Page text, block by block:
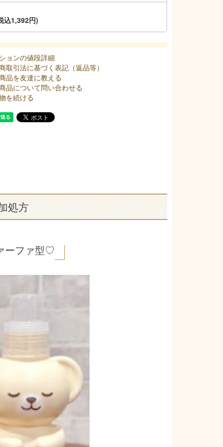
込1,392円)
ョンの値段詳細
取引法に基づく表記（返品等）
品を友達に教える
品について問い合わせる
を続ける
処方
ーファ型♡